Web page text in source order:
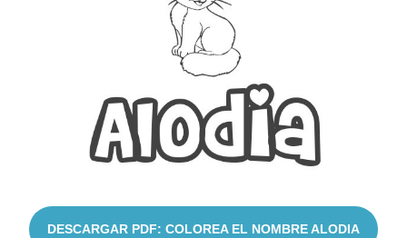
DESCARGAR PDF: COLOREA EL NOMBRE ALODIA